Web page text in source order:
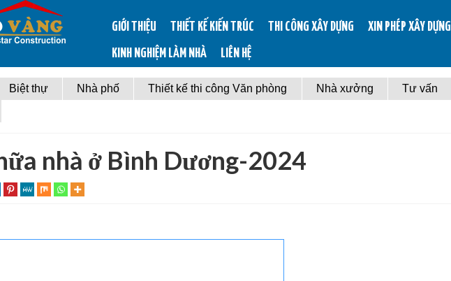
GIỚI THIỆU THIẾT KẾ KIẾN TRÚC THI CÔNG XÂY DỰNG XIN PHÉP XÂY DỰNG
KINH NGHIỆM LÀM NHÀ
LIÊN HỆ
Biệt thự Nhà phố Thiết kế thi công Văn phòng Nhà xưởng Tư vấn
nhà ở Bình Dương-2024